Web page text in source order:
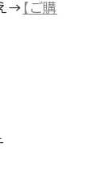
→ 【ご購